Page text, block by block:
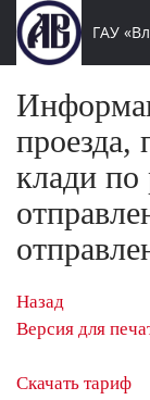
ГАУ
проезда,
клади по
Назад
Версия для
Скачать тариф